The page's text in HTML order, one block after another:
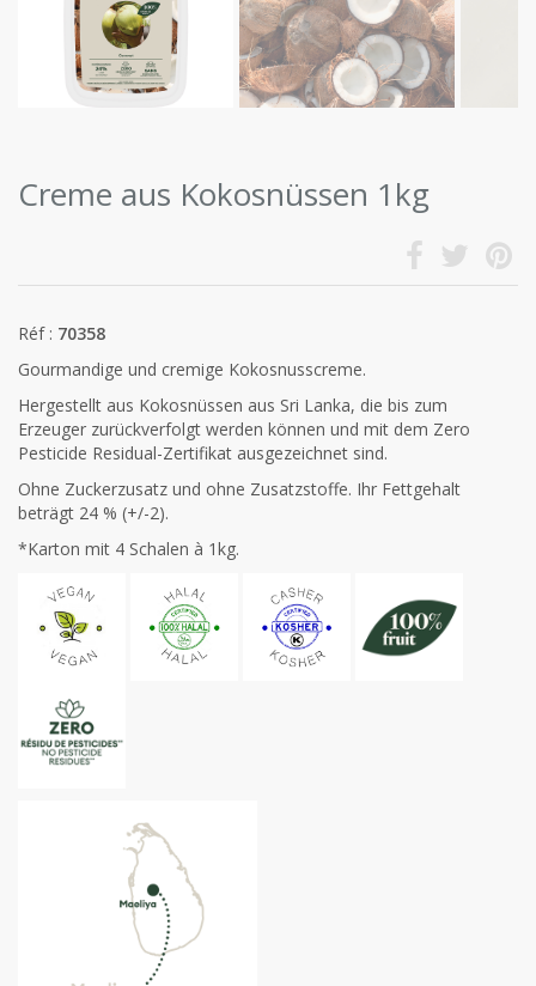
Creme aus Kokosnüssen 1kg
Réf : 70358
Gourmandige und cremige Kokosnusscreme.
Hergestellt aus Kokosnüssen aus Sri Lanka, die bis zum
Erzeuger zurückverfolgt werden können und mit dem Zero
Pesticide Residual-Zertifikat ausgezeichnet sind.
Ohne Zuckerzusatz und ohne Zusatzstoffe. Ihr Fettgehalt
beträgt 24 % (+/-2).
*Karton mit 4 Schalen à 1kg.